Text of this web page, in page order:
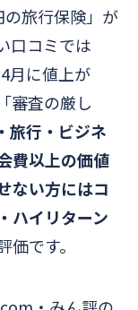
旅行保険」が
口コミでは
月に値上が
審査の厳し
旅行・ビジネ
費以上の価値
ない方にはコ
ハイリターン
です。